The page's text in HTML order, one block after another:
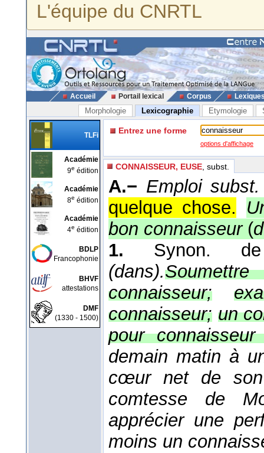
L'équipe du CNRTL
Accueil Portail lexical Corpus
Morphologie Lexicographie Etymologie
TLFi
Académie
9e édition
Académie
8e édition
Académie
4e édition
BDLP
Francophonie
BHVF
attestations
DMF
(1330 - 1500)
Entrez une forme
options d'affichage
CONNAISSEUR, EUSE , subst.
A.− Emploi subst.
quelque chose.
bon connaisseur(
1.
Synon.
(dans).
connaisseur;
connaisseur; un
pour
demain matin à
cœur net de son
comtesse de
apprécier une
moins un